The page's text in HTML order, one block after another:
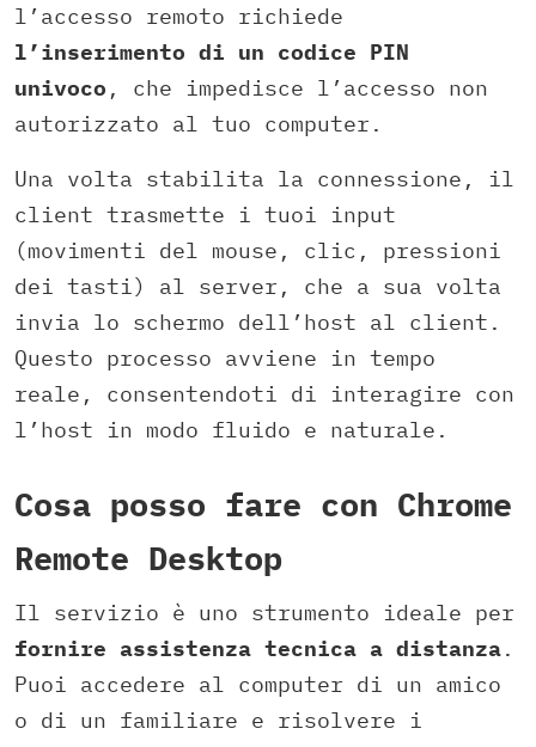
l’accesso remoto richiede
l’inserimento di un codice PIN
univoco , che impedisce l’accesso non
autorizzato al tuo computer.
Una volta stabilita la connessione, il
client trasmette i tuoi input
(movimenti del mouse, clic, pressioni
dei tasti) al server, che a sua volta
invia lo schermo dell’host al client.
Questo processo avviene in tempo
reale, consentendoti di interagire con
l’host in modo fluido e naturale.
Cosa posso fare con Chrome
Remote Desktop
Il servizio è uno strumento ideale per
fornire assistenza tecnica a distanza.
Puoi accedere al computer di un amico
o di un familiare e risolvere i